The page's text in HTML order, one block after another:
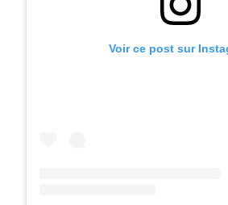
Voir ce post sur